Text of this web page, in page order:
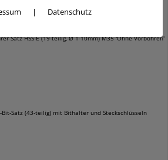
Satz HSS-E (19-teilig, Ø 1-10mm) M35 'Ohne Vorbohren'
Bit-Satz (43-teilig) mit Bithalter und Steckschlüsseln
| Datenschutz